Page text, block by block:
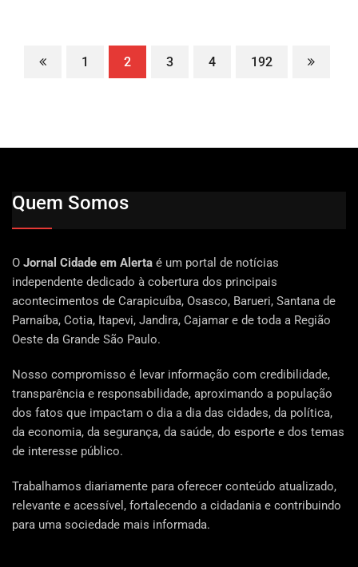
1 2 3 4 192
Quem Somos
O Jornal Cidade em Alerta é um portal de notícias
independente dedicado à cobertura dos principais
acontecimentos de Carapicuíba, Osasco, Barueri, Santana de
Parnaíba, Cotia, Itapevi, Jandira, Cajamar e de toda a Região
Oeste da Grande São Paulo.
Nosso compromisso é levar informação com credibilidade,
transparência e responsabilidade, aproximando a população
dos fatos que impactam o dia a dia das cidades, da política,
da economia, da segurança, da saúde, do esporte e dos temas
de interesse público.
Trabalhamos diariamente para oferecer conteúdo atualizado,
relevante e acessível, fortalecendo a cidadania e contribuindo
para uma sociedade mais informada.